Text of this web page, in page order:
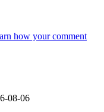
how your comment
08-06